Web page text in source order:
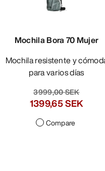
Mochila Bora 70 Mujer
Mochila resistente y cómoda
para varios días
3999,00 SEK
1399,65 SEK
Compare